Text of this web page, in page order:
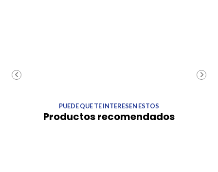
PUEDE QUE TE INTERESEN ESTOS
Productos recomendados